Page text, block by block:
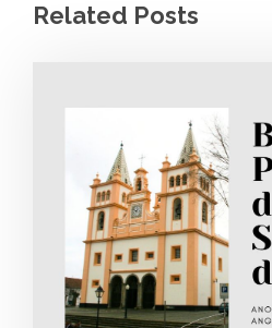
Related Posts